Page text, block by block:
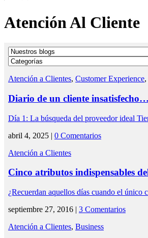
Atención Al Cliente
Atención a Clientes, Customer Experience,
Diario de un cliente insatisfecho…
Día 1: La búsqueda del proveedor ideal
abril 4, 2025 | 0 Comentarios
Atención a Clientes
Cinco atributos indispensables
¿Recuerdan aquellos días cuando el
septiembre 27, 2016 | 3 Comentarios
Atención a Clientes, Business